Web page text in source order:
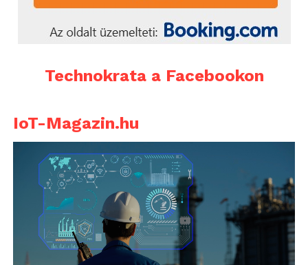
Technokrata a Facebookon
IoT-Magazin.hu